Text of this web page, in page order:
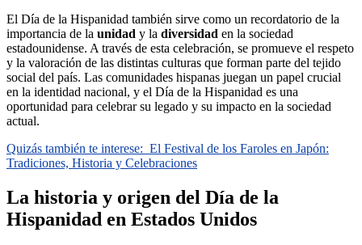
El Día de la Hispanidad también sirve como un recordatorio de la
importancia de la unidad y la diversidad en la sociedad
estadounidense. A través de esta celebración, se promueve el respeto
y la valoración de las distintas culturas que forman parte del tejido
social del país. Las comunidades hispanas juegan un papel crucial
en la identidad nacional, y el Día de la Hispanidad es una
oportunidad para celebrar su legado y su impacto en la sociedad
actual.
Quizás también te interese: El Festival de los Faroles en Japón:
Tradiciones, Historia y Celebraciones
La historia y origen del Día de la
Hispanidad en Estados Unidos